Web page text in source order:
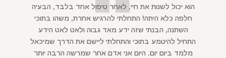
הוא יכול לשנות את חיי, לאחר טיפול אחד בלבד, הבעיה
חלפה כלא היתה! התחלתי להרגיש אחרת, משהו בתוכי
השתנה, הבנתי שזה ידע מאד גבוה ולאט לאט הידע
התחיל להיטמע בתוכי והתחלתי ליישם את הדרך שמיכאל
מלמד ביום יום. היום אני אדם אחר שמרשה הרבה יותר